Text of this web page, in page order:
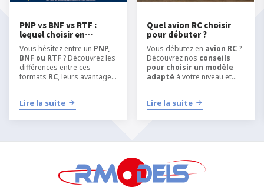
PNP vs BNF vs RTF :
lequel choisir en
modélisme RC ?
Vous hésitez entre un PNP,
BNF ou RTF ? Découvrez les
différences entre ces
formats RC, leurs avantages
équipement et votre manière
Lire la suite
Quel avion RC choisir
pour débuter ?
Vous débutez en avion RC?
Découvrez nos conseils
pour choisir un modèle
adapté à votre niveau et
les meilleures conditions.
Lire la suite